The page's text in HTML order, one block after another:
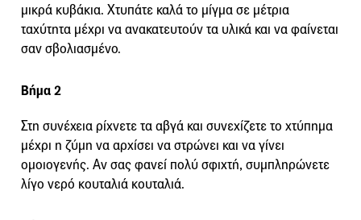
μικρά κυβάκια. Χτυπάτε καλά το μίγμα σε μέτρια
ταχύτητα μέχρι να ανακατευτούν τα υλικά και να φαίνεται
σαν σβολιασμένο.
Βήμα 2
Στη συνέχεια ρίχνετε τα αβγά και συνεχίζετε το χτύπημα
μέχρι η ζύμη να αρχίσει να στρώνει και να γίνει
ομοιογενής. Αν σας φανεί πολύ σφιχτή, συμπληρώνετε
λίγο νερό κουταλιά κουταλιά.